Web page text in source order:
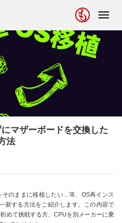
マザーボードを交換した
法
そのままに移植したい…等、OS再インス
新する方法をご紹介します。この内容で
めて挑戦する方、CPUを別メーカーに乗